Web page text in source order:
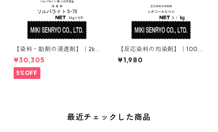
【染料・助剤の浸透剤】｜2kg
×5本｜ソルバライトS-70
¥30,305
5%OFF
【反応染料の均染剤】｜100ｇ
｜レオニールEHC
¥1,980
最近チェックした商品